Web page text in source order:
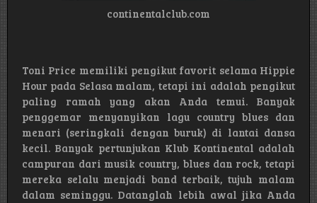
continentalclub.com
Toni Price memiliki pengikut favorit selama Hippie
Hour pada Selasa malam, tetapi ini adalah pengikut
paling ramah yang akan Anda temui. Banyak
penggemar menyanyikan lagu country blues dan
menari (seringkali dengan buruk) di lantai dansa
kecil. Banyak pertunjukan Klub Kontinental adalah
campuran dari musik country, blues dan rock, tetapi
mereka selalu menjadi band terbaik, tujuh malam
dalam seminggu. Datanglah lebih awal jika Anda